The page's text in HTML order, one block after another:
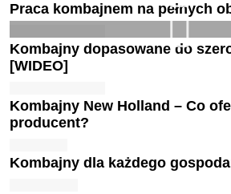
Praca kombajnem na pełnych
Kombajny dopasowane do
[WIDEO]
Kombajny New Holland – Co
producent?
Kombajny dla każdego